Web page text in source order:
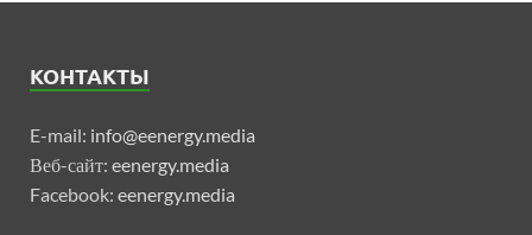
КОНТАКТЫ
E-mail: info@eenergy.media
Веб-сайт: eenergy.media
Facebook: eenergy.media